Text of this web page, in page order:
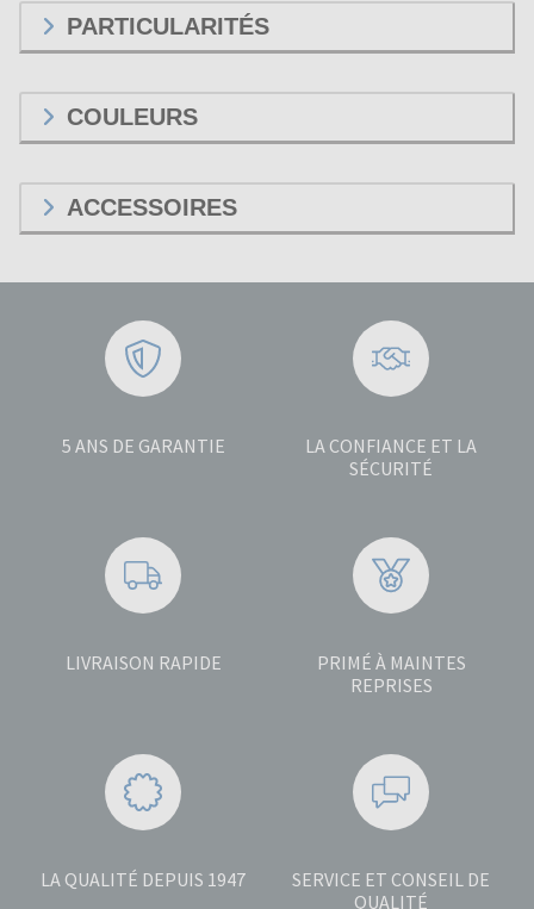
PARTICULARITÉS
COULEURS
ACCESSOIRES
5 ANS DE GARANTIE
LA CONFIANCE ET LA
SÉCURITÉ
LIVRAISON RAPIDE
PRIMÉ À MAINTES
REPRISES
LA QUALITÉ DEPUIS 1947
SERVICE ET CONSEIL DE
QUALITÉ